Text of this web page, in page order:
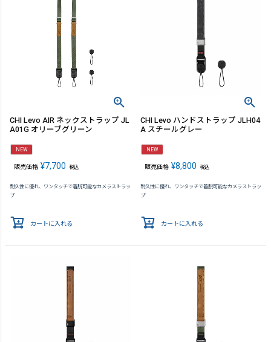
CHI Levo AIR ネックストラップ JL
A01G オリーブグリーン
NEW
販売価格 ¥7,700 税込
耐久性に優れ、ワンタッチで着脱可能なカメラストラッ
プ
カートに入れる
CHI Levo ハンドストラップ JLH04
A スチールグレー
NEW
販売価格 ¥8,800 税込
耐久性に優れ、ワンタッチで着脱可能なカメラストラッ
プ
カートに入れる